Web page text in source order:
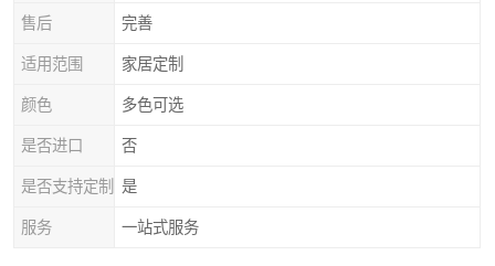
售后 完善
适用范围 家居定制
颜色 多色可选
是否进口 否
是否支持定制 是
服务 一站式服务